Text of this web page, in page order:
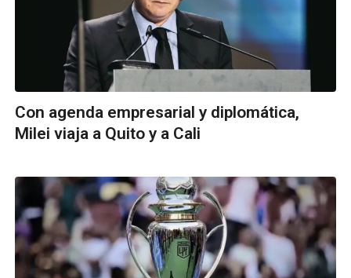
Con agenda empresarial y diplomática,
Milei viaja a Quito y a Cali